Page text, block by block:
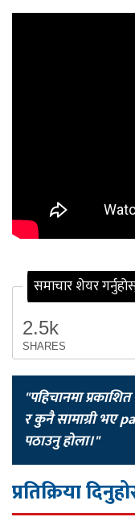
समाचार शेयर
2.5k
SHARES
"पहिचानमा
र कुनै सामाग्री भए
पठाउनु होला।"
प्रतिक्रिया